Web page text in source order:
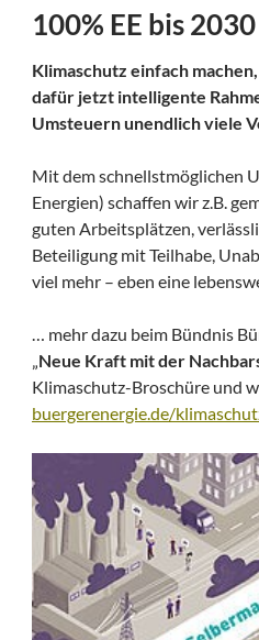
100% EE bis 2030
Klimaschutz einfach
dafür jetzt intelligente
Umsteuern unendlich viele
Mit dem schnellstmöglichen
Energien) schaffen wir z.B.
guten Arbeitsplätzen,
Beteiligung mit Teilhabe,
viel mehr – eben eine
… mehr dazu beim Bündnis
„Neue Kraft mit der
Klimaschutz-Broschüre und
buergerenergie.de/